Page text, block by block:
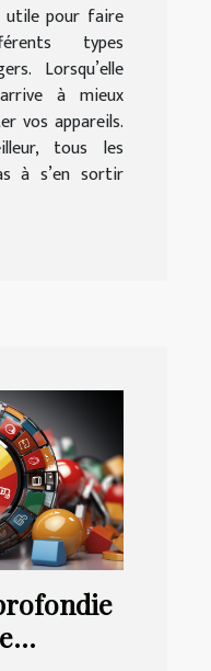
utile pour faire
types
Lorsqu’elle
à mieux
vos appareils.
tous les
à s’en sortir